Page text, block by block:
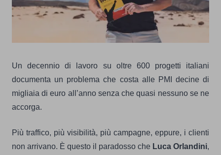
Un decennio di lavoro su oltre 600 progetti italiani
documenta un problema che costa alle PMI decine di
migliaia di euro all’anno senza che quasi nessuno se ne
accorga.
Più traffico, più visibilità, più campagne, eppure, i clienti
non arrivano. È questo il paradosso che Luca Orlandini,